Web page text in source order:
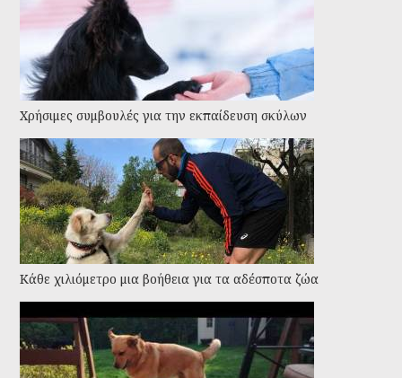
Χρήσιμες συμβουλές για την εκπαίδευση σκύλων
Kάθε χιλιόμετρο μια βοήθεια για τα αδέσποτα ζώα